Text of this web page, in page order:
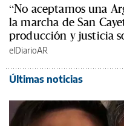
“No aceptamos una
la marcha de San
producción y justicia
elDiarioAR
Últimas noticias